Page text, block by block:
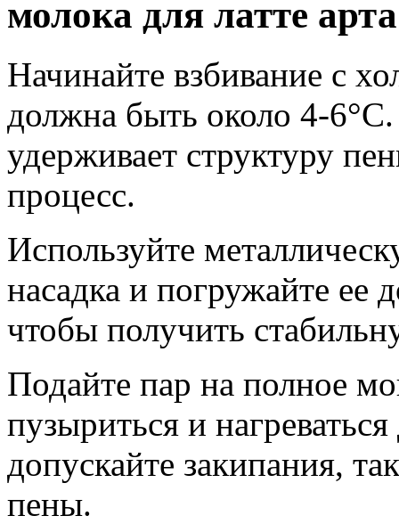
молока для латте арта
Начинайте взбивание с
должна быть около 4-
удерживает структуру
процесс.
Используйте
насадка и погружайте
чтобы получить
Подайте пар на полное
пузыриться и
допускайте закипания,
пены.